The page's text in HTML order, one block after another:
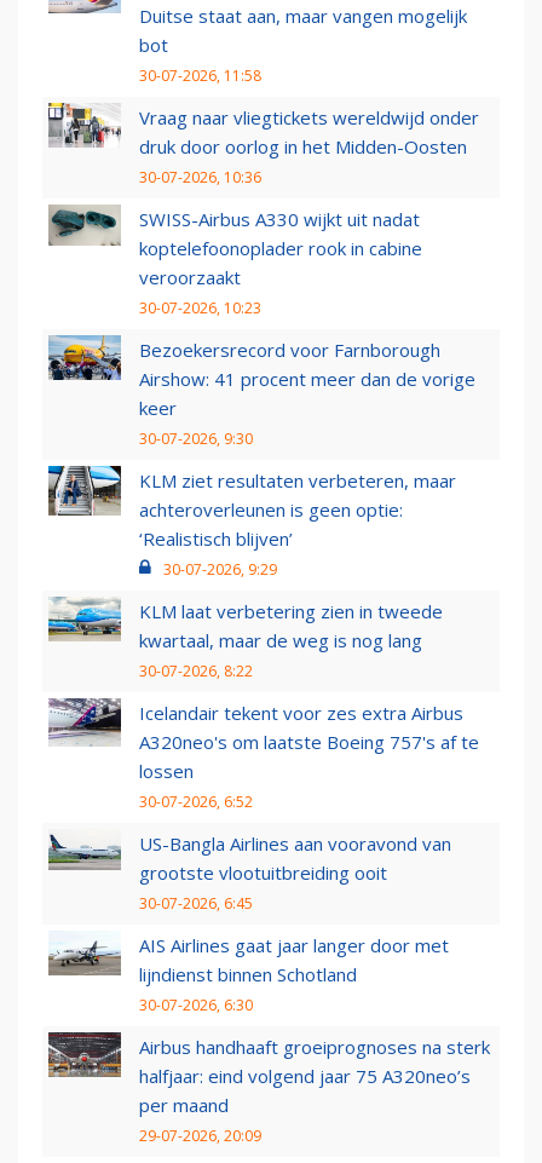
Duitse staat aan, maar vangen mogelijk
bot
30-07-2026, 11:58
Vraag naar vliegtickets wereldwijd onder
druk door oorlog in het Midden-Oosten
30-07-2026, 10:36
SWISS-Airbus A330 wijkt uit nadat
koptelefoonoplader rook in cabine
veroorzaakt
30-07-2026, 10:23
Bezoekersrecord voor Farnborough
Airshow: 41 procent meer dan de vorige
keer
30-07-2026, 9:30
KLM ziet resultaten verbeteren, maar
achteroverleunen is geen optie:
‘Realistisch blijven’
30-07-2026, 9:29
KLM laat verbetering zien in tweede
kwartaal, maar de weg is nog lang
30-07-2026, 8:22
Icelandair tekent voor zes extra Airbus
A320neo's om laatste Boeing 757's af te
lossen
30-07-2026, 6:52
US-Bangla Airlines aan vooravond van
grootste vlootuitbreiding ooit
30-07-2026, 6:45
AIS Airlines gaat jaar langer door met
lijndienst binnen Schotland
30-07-2026, 6:30
Airbus handhaaft groeiprognoses na sterk
halfjaar: eind volgend jaar 75 A320neo’s
per maand
29-07-2026, 20:09